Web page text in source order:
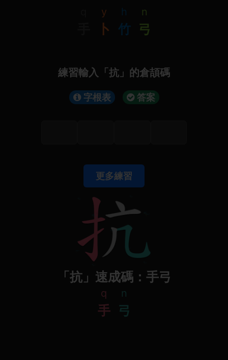
y
卜
h
竹
n
弓
練習輸入「抗」的倉頡碼
字根表 答案
更多練習
「抗」速成碼：手弓
q
手
n
弓